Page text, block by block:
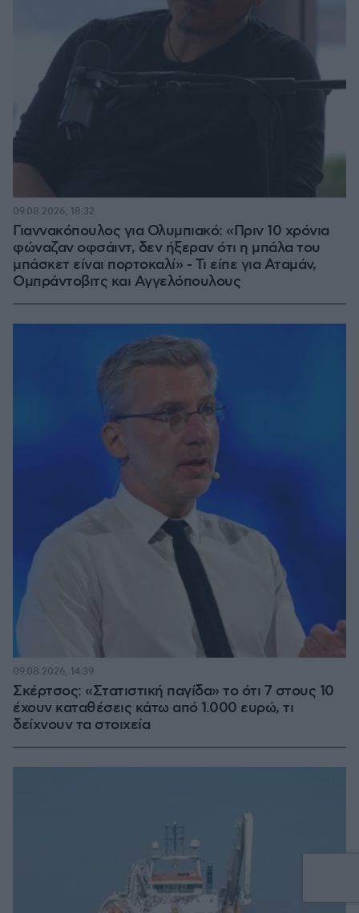
Γιαννακόπουλος για Ολυμπιακό: «Πριν 10 χρόνια
φώναζαν οφσάιντ, δεν ήξεραν ότι η μπάλα του
μπάσκετ είναι πορτοκαλί» - Τι είπε για Αταμάν,
Ομπράντοβιτς και Αγγελόπουλους
09.08.2026, 18:32
Σκέρτσος: «Στατιστική παγίδα» το ότι 7 στους 10
έχουν καταθέσεις κάτω από 1.000 ευρώ, τι
δείχνουν τα στοιχεία
09.08.2026, 14:39